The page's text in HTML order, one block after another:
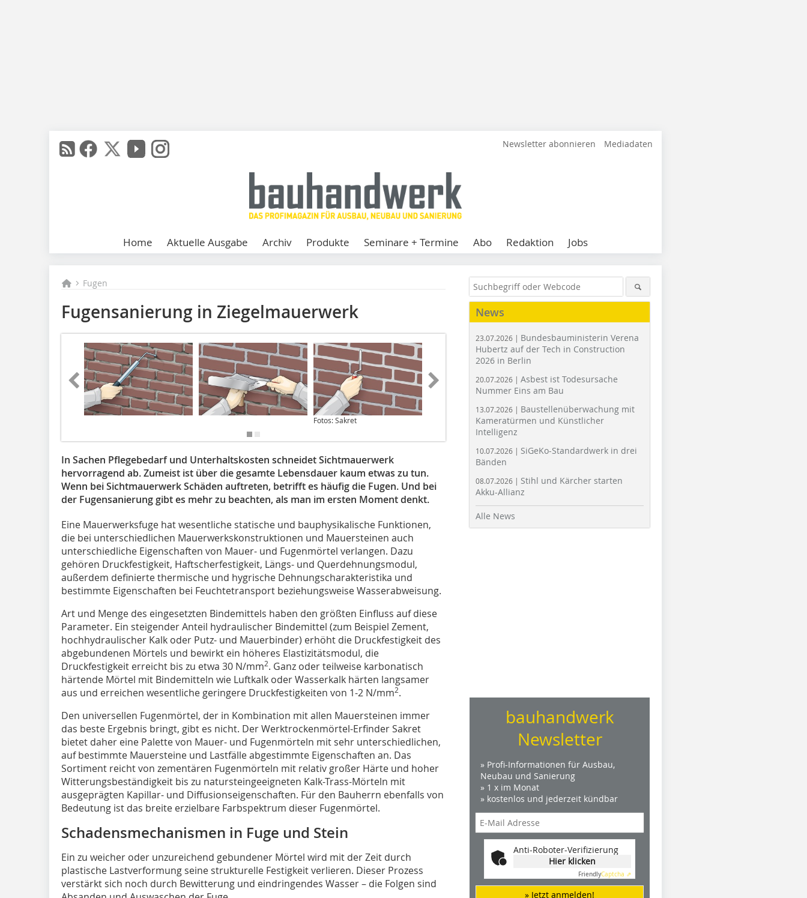
Newsletter abonnieren Mediadaten
Home Aktuelle Ausgabe Archiv Produkte Seminare + Termine Abo Redaktion Jobs
Fugen
Fugensanierung in Ziegelmauerwerk
Fotos: Sakret
In Sachen Pflegebedarf und Unterhaltskosten schneidet Sichtmauerwerk
hervorragend ab. Zumeist ist über die gesamte Lebensdauer kaum etwas zu tun.
Wenn bei Sichtmauerwerk Schäden auftreten, betrifft es häufig die Fugen. Und bei
der Fugensanierung gibt es mehr zu beachten, als man im ersten Moment denkt.
Eine Mauerwerksfuge hat wesentliche statische und bauphysikalische Funktionen,
die bei unterschiedlichen Mauerwerkskonstruktionen und Mauersteinen auch
unterschiedliche Eigenschaften von Mauer- und Fugenmörtel verlangen. Dazu
gehören Druckfestigkeit, Haftscherfestigkeit, Längs- und Querdehnungsmodul,
außerdem definierte thermische und hygrische Dehnungscharakteristika und
bestimmte Eigenschaften bei Feuchtetransport beziehungsweise Wasserabweisung.
Art und Menge des eingesetzten Bindemittels haben den größten Einfluss auf diese
Parameter. Ein steigender Anteil hydraulischer Bindemittel (zum Beispiel Zement,
hochhydraulischer Kalk oder Putz- und Mauerbinder) erhöht die Druckfestigkeit des
abgebundenen Mörtels und bewirkt ein höheres Elastizitätsmodul, die
Druckfestigkeit erreicht bis zu etwa 30 N/mm2. Ganz oder teilweise karbonatisch
härtende Mörtel mit Bindemitteln wie Luftkalk oder Wasserkalk härten langsamer
aus und erreichen wesentliche geringere Druckfestigkeiten von 1-2 N/mm2.
Den universellen Fugenmörtel, der in Kombination mit allen Mauersteinen immer
das beste Ergebnis bringt, gibt es nicht. Der Werktrockenmörtel-Erfinder Sakret
bietet daher eine Palette von Mauer- und Fugenmörteln mit sehr unterschiedlichen,
auf bestimmte Mauersteine und Lastfälle abgestimmte Eigenschaften an. Das
Sortiment reicht von zementären Fugenmörteln mit relativ großer Härte und hoher
Witterungsbeständigkeit bis zu natursteingeeigneten Kalk-Trass-Mörteln mit
ausgeprägten Kapillar- und Diffusionseigenschaften. Für den Bauherrn ebenfalls von
Bedeutung ist das breite erzielbare Farbspektrum dieser Fugenmörtel.
Schadensmechanismen in Fuge und Stein
Ein zu weicher oder unzureichend gebundener Mörtel wird mit der Zeit durch
plastische Lastverformung seine strukturelle Festigkeit verlieren. Dieser Prozess
verstärkt sich noch durch Bewitterung und eindringendes Wasser – die Folgen sind
News
23.07.2026 | Bundesbauministerin Verena
Hubertz auf der Tech in Construction
2026 in Berlin
20.07.2026 | Asbest ist Todesursache
Nummer Eins am Bau
13.07.2026 | Baustellenüberwachung mit
Kameratürmen und Künstlicher
Intelligenz
10.07.2026 | SiGeKo-Standardwerk in drei
Bänden
08.07.2026 | Stihl und Kärcher starten
Akku-Allianz
Alle News
bauhandwerk
Newsletter
» Profi-Informationen für Ausbau,
Neubau und Sanierung
» 1 x im Monat
» kostenlos und jederzeit kündbar
Anti-Roboter-Verifizierung
Hier klicken
FriendlyCaptcha ⇗
» Jetzt anmelden!